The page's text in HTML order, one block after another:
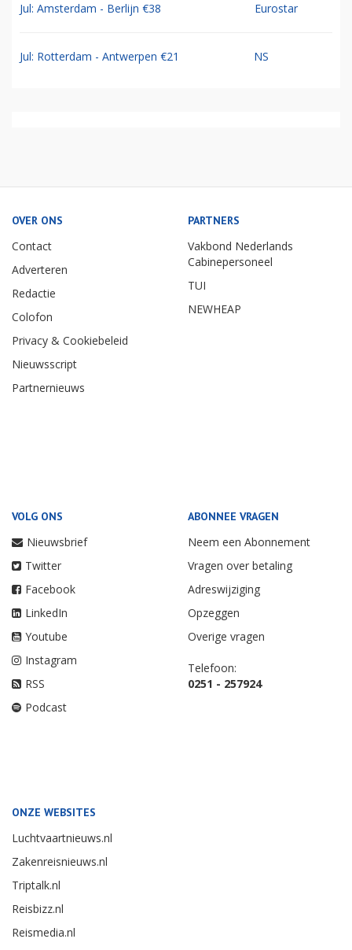
Jul: Amsterdam - Berlijn €38 Eurostar
Jul: Rotterdam - Antwerpen €21 NS
OVER ONS
Contact
Adverteren
Redactie
Colofon
Privacy & Cookiebeleid
Nieuwsscript
Partnernieuws
PARTNERS
Vakbond Nederlands
Cabinepersoneel
TUI
NEWHEAP
VOLG ONS
Nieuwsbrief
Twitter
Facebook
LinkedIn
Youtube
Instagram
RSS
Podcast
ABONNEE VRAGEN
Neem een Abonnement
Vragen over betaling
Adreswijziging
Opzeggen
Overige vragen
Telefoon:
0251 - 257924
ONZE WEBSITES
Luchtvaartnieuws.nl
Zakenreisnieuws.nl
Triptalk.nl
Reisbizz.nl
Reismedia.nl